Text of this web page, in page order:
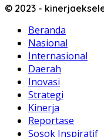
© 2023 -
Beranda
Nasional
Internasional
Daerah
Inovasi
Strategi
Kinerja
Reportase
Sosok Inspiratif